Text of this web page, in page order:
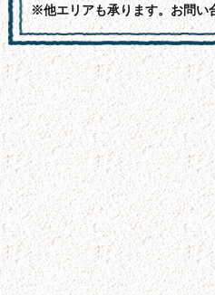
※他エリアも承ります。お問い